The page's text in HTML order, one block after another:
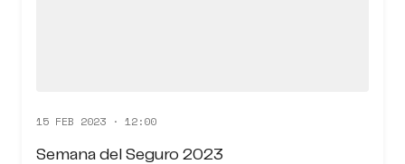
15 FEB 2023 · 12:00
Semana del Seguro 2023